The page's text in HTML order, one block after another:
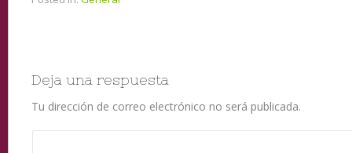
Deja una respuesta
Tu dirección de correo electrónico no será publicada.